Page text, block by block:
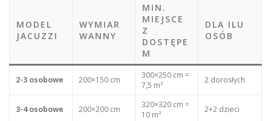
MODEL
JACUZZI
WYMIAR
WANNY
MIN.
MIEJSCE
Z
DOSTĘPE
M
DLA ILU
OSÓB
2-3 osobowe 200×150 cm
300×250 cm =
7,5 m²
2 dorosłych
3-4 osobowe 200×200 cm
320×320 cm =
10 m²
2+2 dzieci